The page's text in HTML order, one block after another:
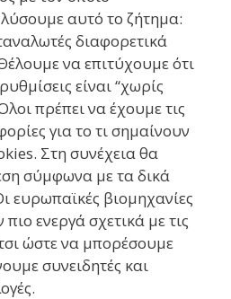
αυτό το ζήτημα:
διαφορετικά
να επιτύχουμε ότι
είναι “χωρίς
πρέπει να έχουμε τις
για το τι σημαίνουν
Στη συνέχεια θα
σύμφωνα με τα δικά
ευρωπαϊκές βιομηχανίες
ενεργά σχετικά με τις
ώστε να μπορέσουμε
συνειδητές και